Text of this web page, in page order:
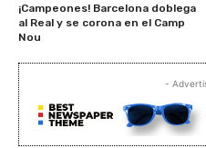
¡Campeones! Barcelona doblega
al Real y se corona en el Camp
Nou
-